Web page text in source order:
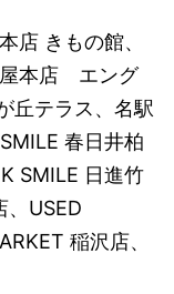
店 きもの館、
屋本店 エング
丘テラス、名駅
春日井柏
SMILE 日進竹
、USED
稲沢店、